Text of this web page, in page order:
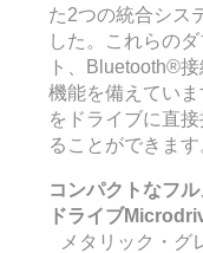
た2つの統合シス
した。これらの
ト、Bluetooth®
機能を備えてい
をドライブに直
ることができます
コンパクトなフ
ドライブ
メタリック・グ